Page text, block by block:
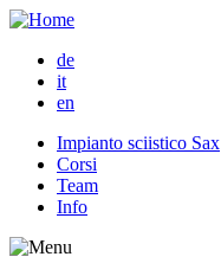
de
it
en
Impianto sciistico Sax
Corsi
Team
Info